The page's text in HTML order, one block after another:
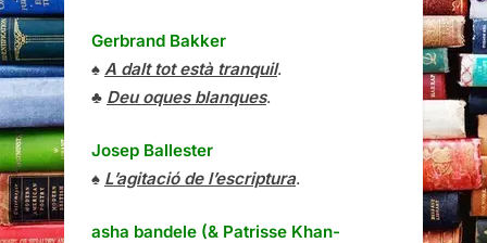
Gerbrand Bakker
♠ A dalt tot està tranquil.
♣ Deu oques blanques.
Josep Ballester
♠ L’agitació de l’escriptura.
asha bandele (& Patrisse Khan-